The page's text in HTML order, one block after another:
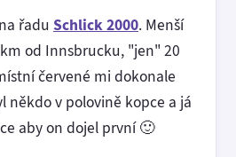
řadu Schlick 2000. Menší
od Innsbrucku, "jen" 20
červené mi dokonale
někdo v polovině kopce a já
aby on dojel první 🙂